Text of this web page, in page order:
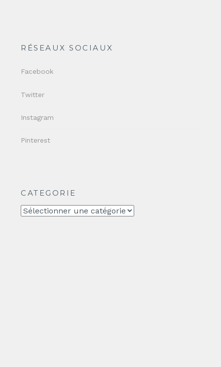
RÉSEAUX SOCIAUX
Facebook
Twitter
Instagram
Pinterest
CATEGORIE
CATEGORIE